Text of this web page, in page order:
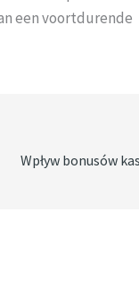
een voortdurende